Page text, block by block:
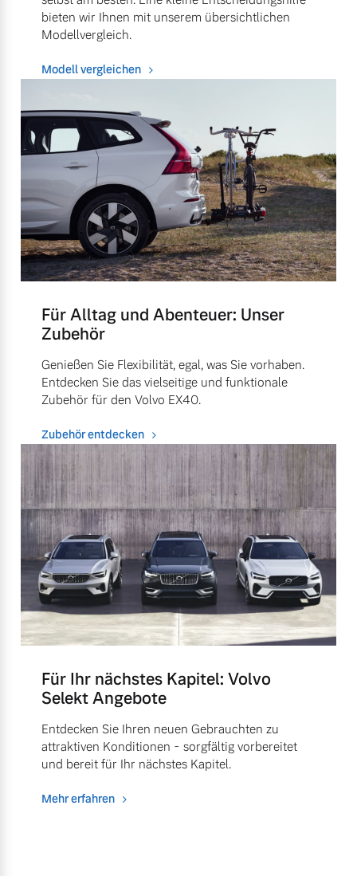
bieten wir Ihnen mit unserem übersichtlichen
Modellvergleich.
Modell vergleichen
Für Alltag und Abenteuer: Unser
Zubehör
Genießen Sie Flexibilität, egal, was Sie vorhaben.
Entdecken Sie das vielseitige und funktionale
Zubehör für den Volvo EX40.
Zubehör entdecken
Für Ihr nächstes Kapitel: Volvo
Selekt Angebote
Entdecken Sie Ihren neuen Gebrauchten zu
attraktiven Konditionen - sorgfältig vorbereitet
und bereit für Ihr nächstes Kapitel.
Mehr erfahren